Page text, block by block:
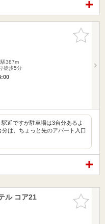
お気に入
りに追加
387m
徒歩5分
近ですが駐車場は3台分あるよ
は、ちょっと先のアパート入口
お気に入
りに追加
ル コア21